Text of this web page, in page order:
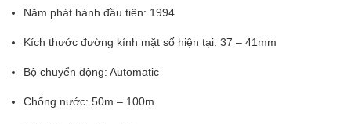
Năm phát hành đầu tiên: 1994
Kích thước đường kính mặt số hiện tại: 37 – 41mm
Bộ chuyển động: Automatic
Chống nước: 50m – 100m